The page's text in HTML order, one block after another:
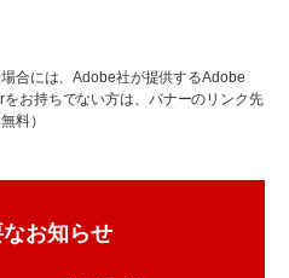
合には、Adobe社が提供するAdobe
お持ちでない方は、バナーのリンク先
料）
お知らせ